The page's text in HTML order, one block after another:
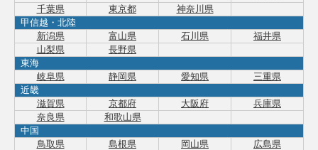
千葉県
東京都
神奈川県
甲信越・北陸
新潟県
富山県 石川県
福井県
山梨県
長野県
東海
岐阜県
静岡県 愛知県
三重県
近畿
滋賀県
京都府 大阪府
兵庫県
奈良県
和歌山県
中国
鳥取県
島根県 岡山県
広島県